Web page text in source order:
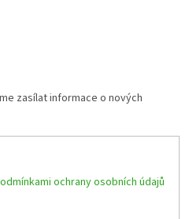
zasílat informace o nových
ochrany osobních údajů